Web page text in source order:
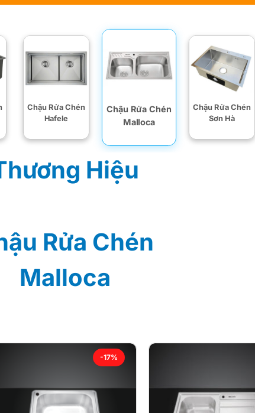
Chậu Rửa Chén
Hafele
Chậu Rửa Chén
Malloca
Chậu Rửa Chén
Sơn Hà
Hiệu
Rửa Chén
Malloca
-17%